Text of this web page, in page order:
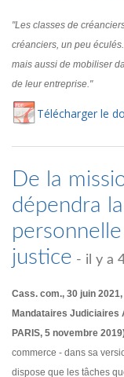
"Les classes de
créanciers, un peu
mais aussi de mobiliser
de leur entreprise."
Télécharger le
De la
dépendra
justice - il y a
Cass. com., 30 juin
Mandataires Judiciaires
PARIS, 5 novembre
commerce - dans sa
dispose que les tâches